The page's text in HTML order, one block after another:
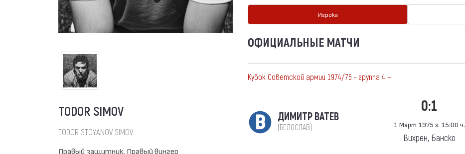
TODOR SIMOV
TODOR STOYANOV SIMOV
Правый защитник, Правый вингер
Игрока
ОФИЦИАЛЬНЫЕ МАТЧИ
Кубок Советской армии 1974/75 - группа 4 —
ДИМИТР ВАТЕВ
(БЕЛОСЛАВ)
0:1
1 Март 1975 г. 15:00 ч.
Вихрен, Банско